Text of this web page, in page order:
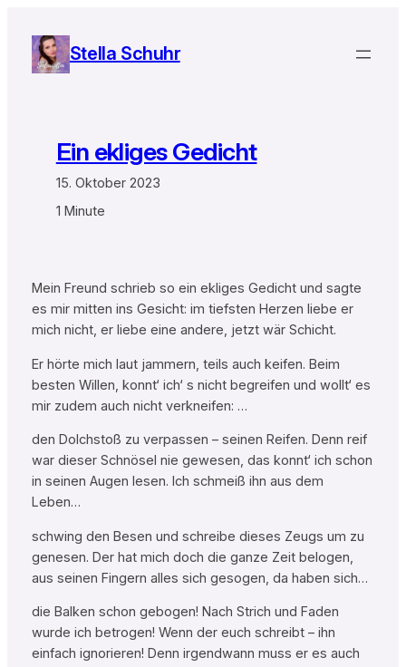
Inhalt
springen
Stella Schuhr
Ein ekliges Gedicht
15. Oktober 2023
1 Minute
Mein Freund schrieb so ein ekliges Gedicht und sagte
es mir mitten ins Gesicht: im tiefsten Herzen liebe er
mich nicht, er liebe eine andere, jetzt wär Schicht.
Er hörte mich laut jammern, teils auch keifen. Beim
besten Willen, konnt‘ ich‘ s nicht begreifen und wollt‘ es
mir zudem auch nicht verkneifen: …
den Dolchstoß zu verpassen – seinen Reifen. Denn reif
war dieser Schnösel nie gewesen, das konnt‘ ich schon
in seinen Augen lesen. Ich schmeiß ihn aus dem
Leben…
schwing den Besen und schreibe dieses Zeugs um zu
genesen. Der hat mich doch die ganze Zeit belogen,
aus seinen Fingern alles sich gesogen, da haben sich…
die Balken schon gebogen! Nach Strich und Faden
wurde ich betrogen! Wenn der euch schreibt – ihn
einfach ignorieren! Denn irgendwann muss er es auch